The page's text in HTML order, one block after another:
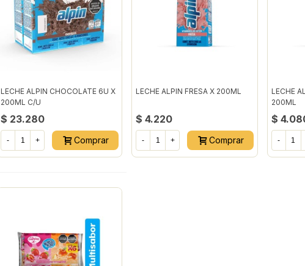
LECHE ALPIN CHOCOLATE 6U X
200ML C/U
$ 23.280
- + Comprar
LECHE ALPIN FRESA X 200ML
$ 4.220
- + Comprar
LECHE
200ML
$
-